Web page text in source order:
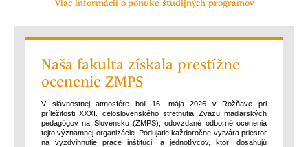
Viac informácií o ponuke študijných programov
Naša fakulta získala prestížne
ocenenie ZMPS
V slávnostnej atmosfére boli 16. mája 2026 v Rožňave pri
príležitosti XXXI. celoslovenského stretnutia Zväzu maďarských
pedagógov na Slovensku (ZMPS), odovzdané odborné ocenenia
tejto významnej organizácie. Podujatie každoročne vytvára priestor
na vyzdvihnutie práce inštitúcií a jednotlivcov, ktorí dosahujú